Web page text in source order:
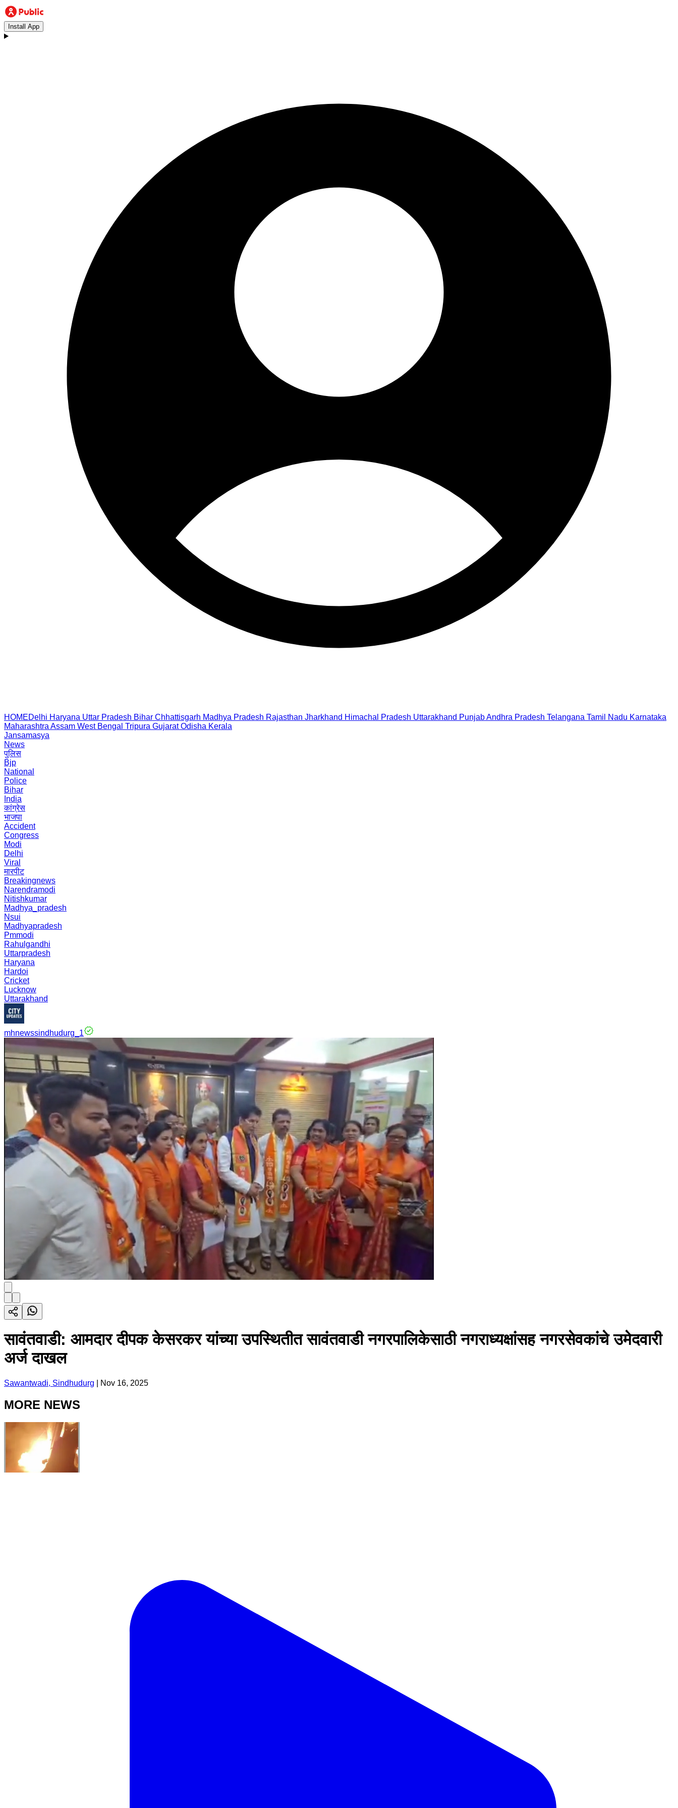
Install App
HOMEDelhi Haryana Uttar Pradesh Bihar Chhattisgarh Madhya Pradesh Rajasthan Jharkhand Himachal Pradesh Uttarakhand PunjabAndhra Pradesh Telangana Tamil Nadu Karnataka
Maharashtra Assam West Bengal Tripura Gujarat Odisha Kerala
Jansamasya
News
पुलिस
Bjp
National
Police
Bihar
India
कांग्रेस
भाजपा
Accident
Congress
Modi
Delhi
Viral
मारपीट
Breakingnews
Narendramodi
Nitishkumar
Madhya_pradesh
Nsui
Madhyapradesh
Pmmodi
Rahulgandhi
Uttarpradesh
Haryana
Hardoi
Cricket
Lucknow
Uttarakhand
mhnewssindhudurg_1
सावंतवाडी: आमदार दीपक केसरकर यांच्या उपस्थितीत सावंतवाडी नगरपालिकेसाठी नगराध्यक्षांसह नगरसेवकांचे उमेदवारी
अर्ज दाखल
Sawantwadi, Sindhudurg Nov 16, 2025
MORE NEWS